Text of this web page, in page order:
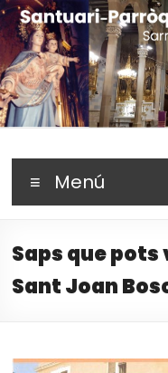
Skip
to
content
Maria
Fent camí amb Maria
Menú
Saps que
Sant Joan